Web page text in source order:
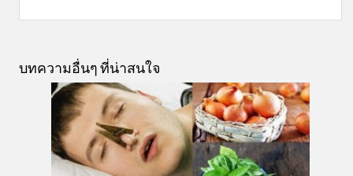
บทความอื่นๆ ที่น่าสนใจ